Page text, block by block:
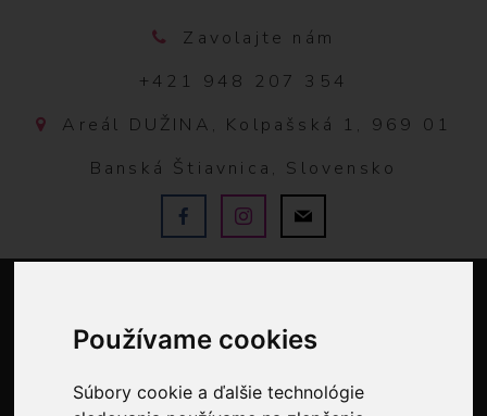
Používame cookies
Súbory cookie a ďalšie technológie
Zavolajte nám
+421 948 207 354
Areál DUŽINA, Kolpašská 1, 969 01
Banská Štiavnica, Slovensko